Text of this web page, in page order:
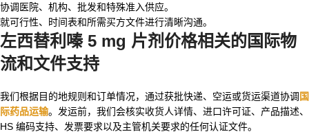
协调医院、机构、批发和特殊准入供应。
就可行性、时间表和所需买方文件进行清晰沟通。
左西替利嗪 5 mg 片剂价格相关的国际物
流和文件支持
我们根据目的地规则和订单情况，通过获批快递、空运或货运渠道协调 国
际药品运输。发运前，我们会核实收货人详情、进口许可证、产品描述、
HS 编码支持、发票要求以及主管机关要求的任何认证文件。